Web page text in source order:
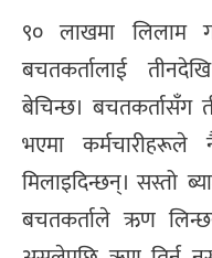
९० लाखमा लिलाम
बचतकर्तालाई
बेचिन्छ। बचतकर्तासँग
भएमा
मिलाइदिन्छन्। सस्तो
बचतकर्ताले ऋण